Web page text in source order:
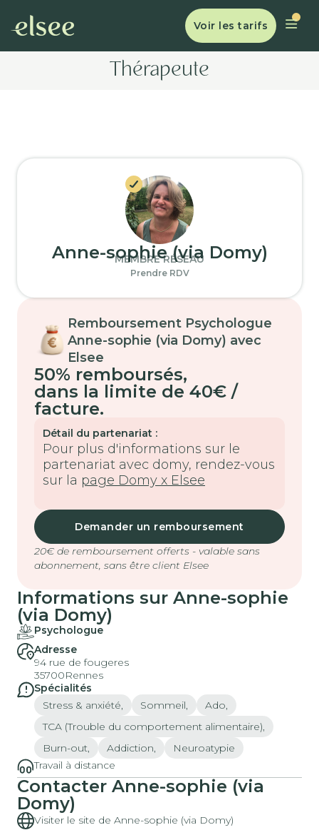
Voir les tarifs
Thérapeute
Anne-sophie (via Domy)
MEMBRE RÉSEAU
Prendre RDV
Remboursement Psychologue
Anne-sophie (via Domy) avec
Elsee
50% remboursés,
dans la limite de 40€ /
facture.
Détail du partenariat :
Pour plus d'informations sur le
partenariat avec domy, rendez-vous
sur la page Domy x Elsee
Demander un remboursement
20€ de remboursement offerts - valable sans
abonnement, sans être client Elsee
Informations sur Anne-sophie
(via Domy)
Psychologue
Adresse
94 rue de fougeres
35700Rennes
Spécialités
Stress & anxiété,
Sommeil,
Ado,
TCA (Trouble du comportement alimentaire),
Burn-out,
Addiction,
Neuroatypie
Travail à distance
Contacter Anne-sophie (via
Domy)
Visiter le site de Anne-sophie (via Domy)